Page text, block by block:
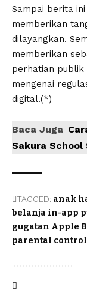
Sampai berita
memberikan
dilayangkan.
memberikan
perhatian publik
mengenai
digital.(*)
Baca Juga
Sakura School
TAGGED: anak
belanja in-app
gugatan Apple
parental control